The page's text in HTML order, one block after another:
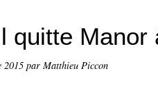
quitte Manor
2015 par Matthieu Piccon